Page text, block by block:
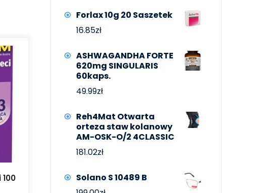
Forlax 10g 20 Saszetek
16.85zł
ASHWAGANDHA FORTE
620mg SINGULARIS
60kaps.
49.99zł
Reh4Mat Otwarta
orteza staw kolanowy
AM-OSK-O/2 4CLASSIC
181.02zł
Solano S 10489 B